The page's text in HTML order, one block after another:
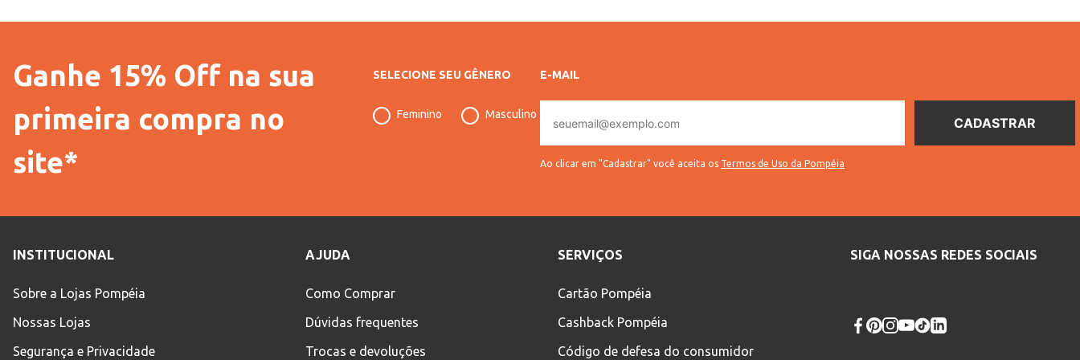
Ganhe 15% Off na sua
primeira compra no
site*
SELECIONE SEU GÊNERO
Feminino Masculino
E-MAIL
mail
Ao clicar em "Cadastrar" você aceita os Termos de Uso da Pompéia
INSTITUCIONAL
Sobre a Lojas Pompéia
Nossas Lojas
Segurança e Privacidade
AJUDA
Como Comprar
Dúvidas frequentes
Trocas e devoluções
SERVIÇOS
Cartão Pompéia
Cashback Pompéia
Código de defesa do consumidor
SIGA NOSSAS REDES SOCIAIS